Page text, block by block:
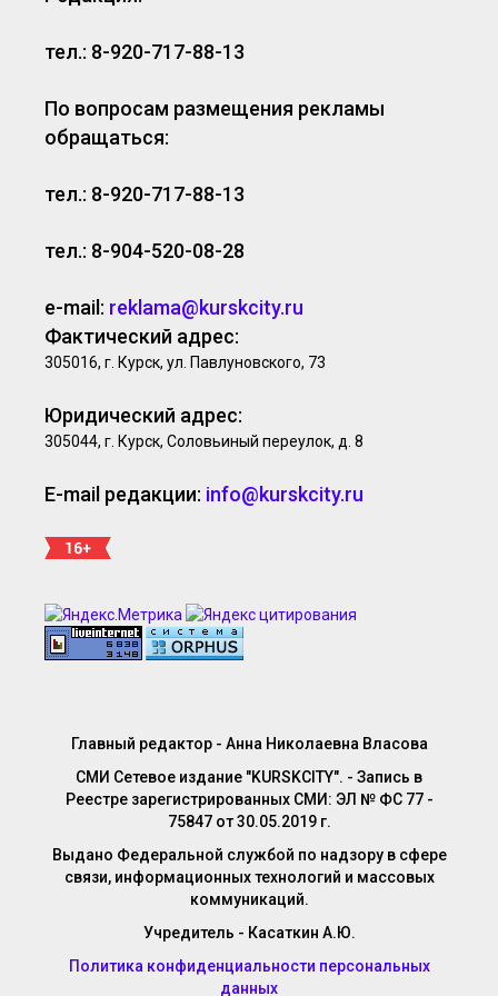
тел.: 8-920-717-88-13
По вопросам размещения рекламы
обращаться:
тел.: 8-920-717-88-13
тел.: 8-904-520-08-28
e-mail: reklama@kurskcity.ru
Фактический адрес:
305016, г. Курск, ул. Павлуновского, 73
Юридический адрес:
305044, г. Курск, Соловьиный переулок, д. 8
E-mail редакции: info@kurskcity.ru
Главный редактор - Анна Николаевна Власова
СМИ Сетевое издание "KURSKCITY". - Запись в
Реестре зарегистрированных СМИ: ЭЛ № ФС 77 -
75847 от 30.05.2019 г.
Выдано Федеральной службой по надзору в сфере
связи, информационных технологий и массовых
коммуникаций.
Учредитель - Касаткин А.Ю.
Политика конфиденциальности персональных
данных